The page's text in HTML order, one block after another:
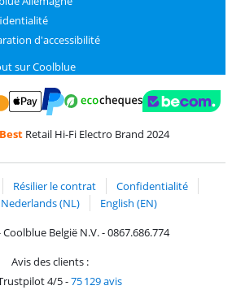
d'accessibilité
sur Coolblue
et Visa via ClickToPay
Payer avec PayPal
Retail Hi-Fi Electro Brand 2024
Résilier le contrat
Confidentialité
Nederlands (NL)
English (EN)
België N.V. - 0867.686.774
Avis des clients :
4/5-75 129 avis